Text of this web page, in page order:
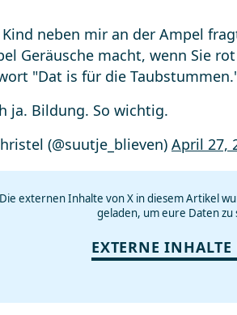
Kind neben mir an der Ampel
Geräusche macht, wenn Sie
"Dat is für die
ja. Bildung. So wichtig.
(@suutje_blieven) April 27,
Die externen Inhalte von X in diesem Artikel
geladen, um eure Daten zu
EXTERNE INHALTE